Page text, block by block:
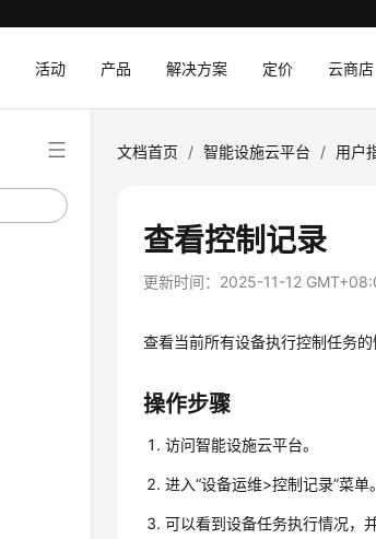
活动 产品 解决方案 定价 云商店
文档首页 / 智能设施云平台 / 用户
查看控制记录
更新时间： 2025-11-12
查看当前所有设备执行控制任务
操作步骤
访问智能设施云平台。
进入“设备运维>控制记录”菜单。
可以看到设备任务执行情况，